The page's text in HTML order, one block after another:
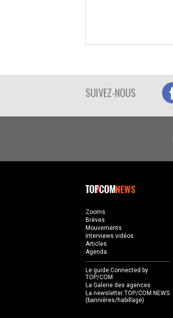
SUIVEZ-NOUS
NEWS
Zooms
Brèves
Mouvements
Interviews vidéos
Articles
Agenda
Le guide Connected by
TOP/COM
La Galerie des agences
La newsletter TOP/COM NEWS
(bannières/habillage)